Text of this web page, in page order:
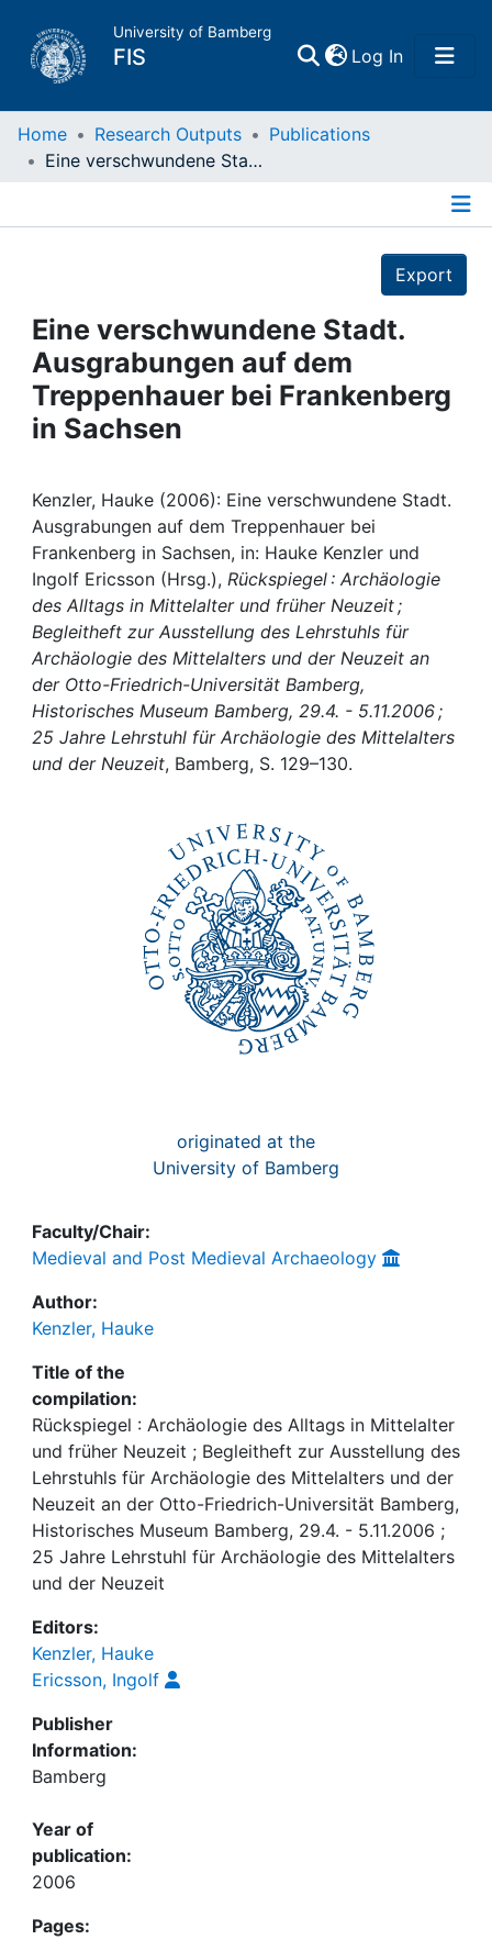
University of Bamberg
FIS Log In(current)
Home
People
Institutions
Awards
My FIS
Help
Home Research Outputs
Publications
Eine verschwundene Stadt. Ausgrabungen auf dem Treppenhauer bei Frankenberg in Sachsen
Export
Eine verschwundene Stadt.
Ausgrabungen auf dem
Treppenhauer bei Frankenberg
in Sachsen
Kenzler, Hauke (2006): Eine verschwundene Stadt.
Ausgrabungen auf dem Treppenhauer bei
Frankenberg in Sachsen, in: Hauke Kenzler und
Ingolf Ericsson (Hrsg.), Rückspiegel : Archäologie
des Alltags in Mittelalter und früher Neuzeit ;
Begleitheft zur Ausstellung des Lehrstuhls für
Archäologie des Mittelalters und der Neuzeit an
der Otto-Friedrich-Universität Bamberg,
Historisches Museum Bamberg, 29.4. - 5.11.2006 ;
25 Jahre Lehrstuhl für Archäologie des Mittelalters
und der Neuzeit, Bamberg, S. 129–130.
originated at the
University of Bamberg
Faculty/Chair:
Medieval and Post Medieval Archaeology
Author:
Kenzler, Hauke
Title of the
compilation:
Rückspiegel : Archäologie des Alltags in Mittelalter
und früher Neuzeit ; Begleitheft zur Ausstellung des
Lehrstuhls für Archäologie des Mittelalters und der
Neuzeit an der Otto-Friedrich-Universität Bamberg,
Historisches Museum Bamberg, 29.4. - 5.11.2006 ;
25 Jahre Lehrstuhl für Archäologie des Mittelalters
und der Neuzeit
Editors:
Kenzler, Hauke
Ericsson, Ingolf
Publisher
Information:
Bamberg
Year of
publication:
2006
Pages: